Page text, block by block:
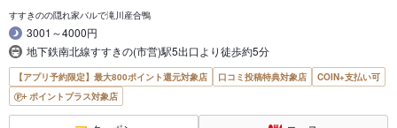
すすきのの隠れ家バルで滝川産合鴨
3001～4000円
地下鉄南北線すすきの(市営)駅5出口より徒歩約5分
【アプリ予約限定】最大800ポイント還元対象店 口コミ投稿特典対象店
COIN+支払い可
ポイントプラス対象店